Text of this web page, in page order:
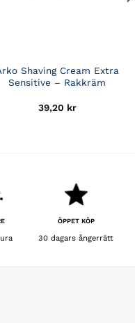
Shaving Cream Extra
Sensitive – Rakkräm
39,20 kr
ÖPPET KÖP
30 dagars ångerrätt